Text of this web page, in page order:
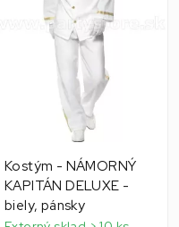
Kostým - NÁMORNÝ
KAPITÁN DELUXE -
biely, pánsky